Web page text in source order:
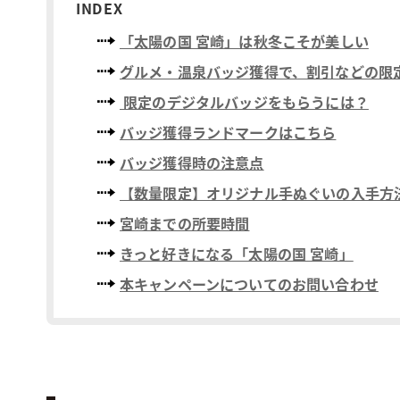
INDEX
「太陽の国 宮崎」は秋冬こそが美しい
グルメ・温泉バッジ獲得で、割引などの限
限定のデジタルバッジをもらうには？
バッジ獲得ランドマークはこちら
バッジ獲得時の注意点
【数量限定】オリジナル手ぬぐいの入手方
宮崎までの所要時間
きっと好きになる「太陽の国 宮崎」
本キャンペーンについてのお問い合わせ